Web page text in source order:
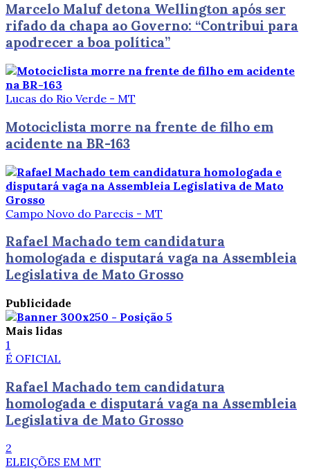
Marcelo Maluf detona Wellington após ser
rifado da chapa ao Governo: “Contribui para
apodrecer a boa política”
Lucas do Rio Verde - MT
Motociclista morre na frente de filho em
acidente na BR-163
Campo Novo do Parecis - MT
Rafael Machado tem candidatura
homologada e disputará vaga na Assembleia
Legislativa de Mato Grosso
Publicidade
Mais lidas
1
É OFICIAL
Rafael Machado tem candidatura
homologada e disputará vaga na Assembleia
Legislativa de Mato Grosso
2
ELEIÇÕES EM MT